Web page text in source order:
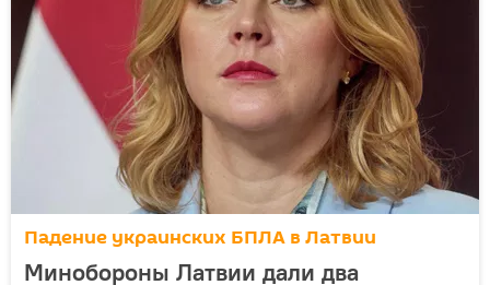
Падение украинских БПЛА в Латвии
Минобороны Латвии дали два